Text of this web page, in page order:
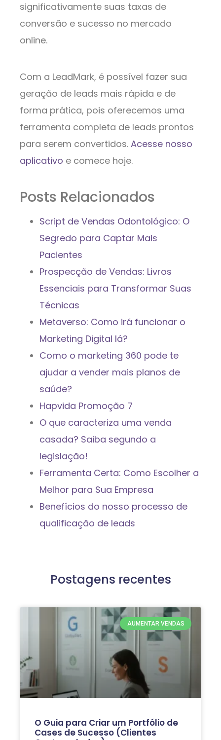
significativamente suas taxas de
conversão e sucesso no mercado
online.
Com a LeadMark, é possível fazer sua
geração de leads mais rápida e de
forma prática, pois oferecemos uma
ferramenta completa de leads prontos
para serem convertidos. Acesse nosso
aplicativo e comece hoje.
Posts Relacionados
Script de Vendas Odontológico: O
Segredo para Captar Mais
Pacientes
Prospecção de Vendas: Livros
Essenciais para Transformar Suas
Técnicas
Metaverso: Como irá funcionar o
Marketing Digital lá?
Como o marketing 360 pode te
ajudar a vender mais planos de
saúde?
Hapvida Promoção 7
O que caracteriza uma venda
casada? Saiba segundo a
legislação!
Ferramenta Certa: Como Escolher a
Melhor para Sua Empresa
Benefícios do nosso processo de
qualificação de leads
Postagens recentes
AUMENTAR VENDAS
O Guia para Criar um Portfólio de
Cases de Sucesso (Clientes